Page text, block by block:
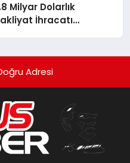
Milyar Dolarlık
İhracatı
Adresi